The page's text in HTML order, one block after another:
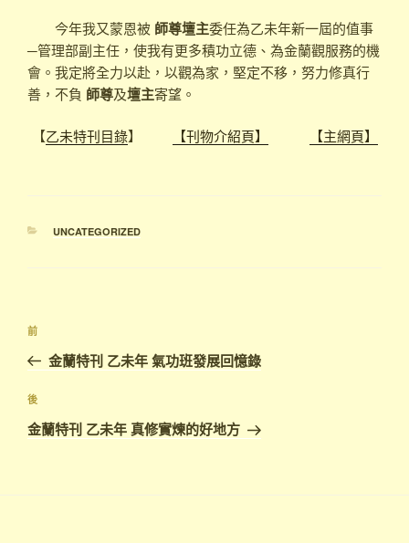
今年我又蒙恩被 師尊壇主委任為乙未年新一屆的值事
─管理部副主任，使我有更多積功立德、為金蘭觀服務的機
會。我定將全力以赴，以觀為家，堅定不移，努力修真行
善，不負 師尊及壇主寄望。
【乙未特刊目錄】 【刊物介紹頁】 【主網頁】
分
UNCATEGORIZED
文
導
覽
上
一
篇
文
章
前
金蘭特刊 乙未年 氣功班發展回憶錄
下
篇
文
後
金蘭特刊 乙未年 真修實煉的好地方